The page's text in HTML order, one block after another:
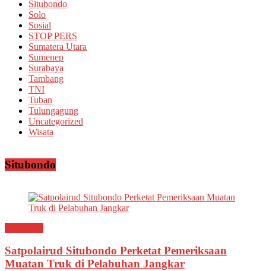
Situbondo
Solo
Sosial
STOP PERS
Sumatera Utara
Sumenep
Surabaya
Tambang
TNI
Tuban
Tulungagung
Uncategorized
Wisata
Situbondo
Satpolairud Situbondo Perketat Pemeriksaan
Muatan Truk di Pelabuhan Jangkar